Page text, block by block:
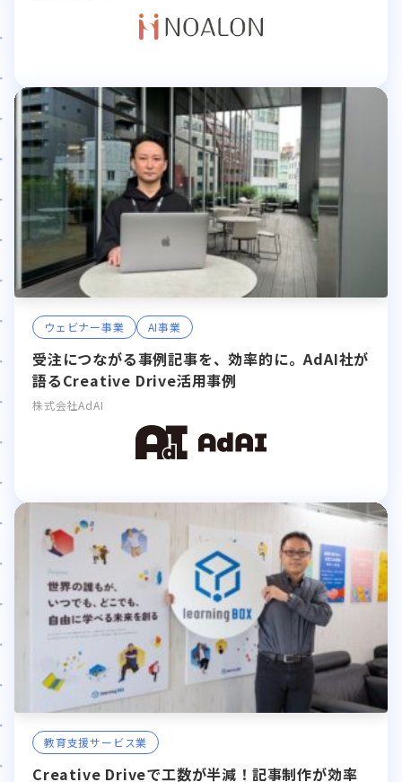
ウェビナー事業 AI事業
受注につながる事例記事を、効率的に。AdAI社が
語るCreative Drive活用事例
株式会社AdAI
教育支援サービス業
Creative Driveで工数が半減！記事制作が効率